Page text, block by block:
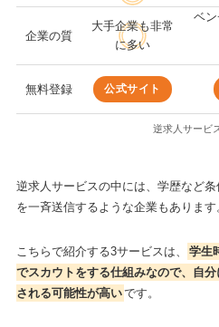
企業の質
大手企業も非常
に多い
ベ
無料登録 公式サイト
逆求人サービ
逆求人サービスの中には、学歴など
を一斉送信するような企業もあります
こちらで紹介する3サービスは、
学生
でスカウトをする仕組みなので、自
される可能性が高いです。